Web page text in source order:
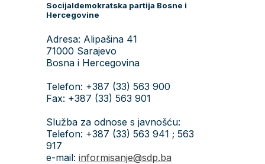
Socijaldemokratska partija Bosne i
Hercegovine
Adresa: Alipašina 41
71000 Sarajevo
Bosna i Hercegovina
Telefon: +387 (33) 563 900
Fax: +387 (33) 563 901
Služba za odnose s javnošću:
Telefon: +387 (33) 563 941 ; 563
917
e-mail: informisanje@sdp.ba